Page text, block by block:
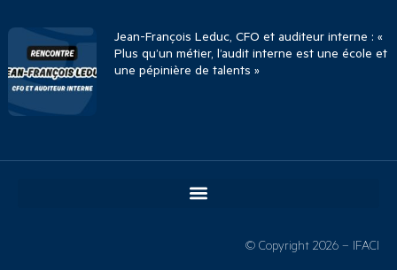
Jean-François Leduc, CFO et auditeur interne : «
Plus qu’un métier, l’audit interne est une école et
une pépinière de talents »
© Copyright 2026 – IFACI